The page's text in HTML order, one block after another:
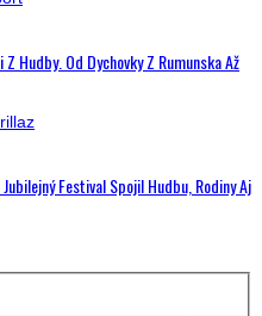
Hudby. Od Dychovky Z Rumunska Až
Festival Spojil Hudbu, Rodiny Aj